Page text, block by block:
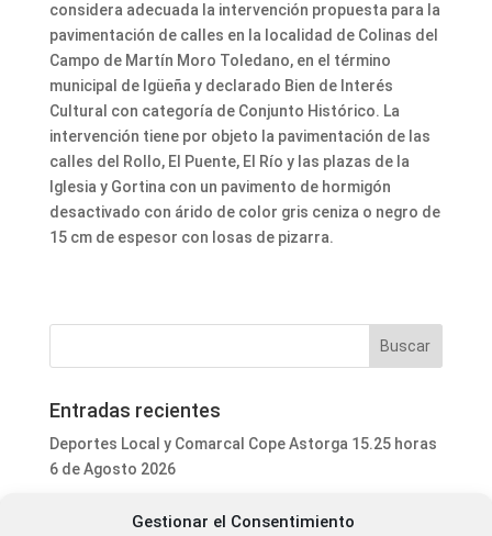
Gestionar el Consentimiento
considera adecuada la intervención propuesta para la
pavimentación de calles en la localidad de Colinas del
Campo de Martín Moro Toledano, en el término
municipal de Igüeña y declarado Bien de Interés
Cultural con categoría de Conjunto Histórico. La
intervención tiene por objeto la pavimentación de las
calles del Rollo, El Puente, El Río y las plazas de la
Iglesia y Gortina con un pavimento de hormigón
desactivado con árido de color gris ceniza o negro de
15 cm de espesor con losas de pizarra.
Entradas recientes
Deportes Local y Comarcal Cope Astorga 15.25 horas
6 de Agosto 2026